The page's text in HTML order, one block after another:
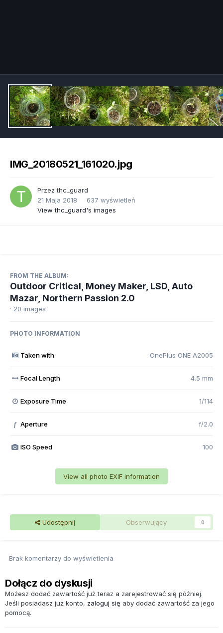
IMG_20180521_161020.jpg
Przezthc_guard
21 Maja 2018
637 wyświetleń
View thc_guard's images
FROM THE ALBUM:
Outdoor Critical, Money Maker, LSD, Auto
Mazar, Northern Passion 2.0
· 20 images
PHOTO INFORMATION
Taken with OnePlus ONE A2005
Focal Length 4.5 mm
Exposure Time 1/114
f Aperture f/2.0
ISO Speed 100
View all photo EXIF information
Udostępnij Obserwujący 0
Brak komentarzy do wyświetlenia
Dołącz do dyskusji
Możesz dodać zawartość już teraz a zarejestrować się później.
Jeśli posiadasz już konto, zaloguj się aby dodać zawartość za jego
pomocą.